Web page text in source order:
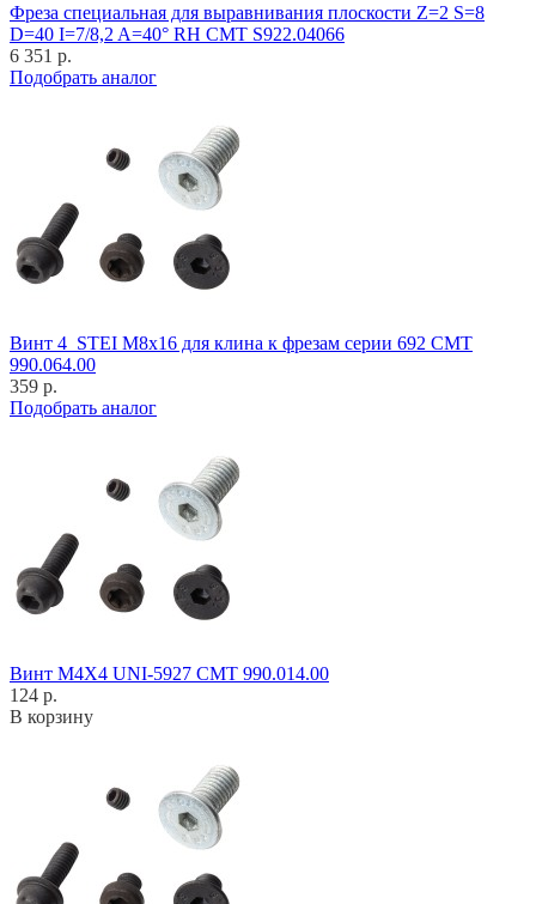
Фреза специальная для выравнивания плоскости Z=2 S=8
D=40 I=7/8,2 A=40° RH CMT S922.04066
6 351 р.
Подобрать аналог
Винт 4_STEI M8x16 для клина к фрезам серии 692 CMT
990.064.00
359 р.
Подобрать аналог
Винт M4X4 UNI-5927 CMT 990.014.00
124 р.
В корзину